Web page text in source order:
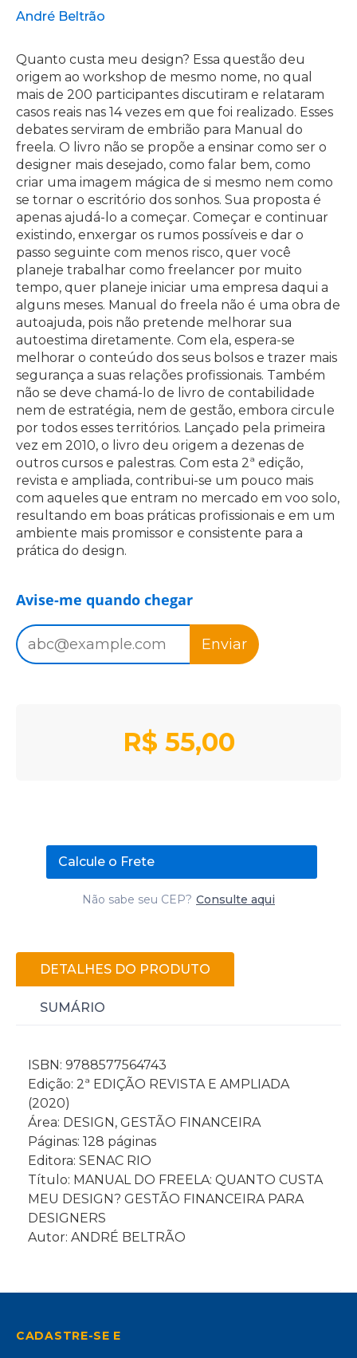
André Beltrão
Quanto custa meu design? Essa questão deu
origem ao workshop de mesmo nome, no qual
mais de 200 participantes discutiram e relataram
casos reais nas 14 vezes em que foi realizado. Esses
debates serviram de embrião para Manual do
freela. O livro não se propõe a ensinar como ser o
designer mais desejado, como falar bem, como
criar uma imagem mágica de si mesmo nem como
se tornar o escritório dos sonhos. Sua proposta é
apenas ajudá-lo a começar. Começar e continuar
existindo, enxergar os rumos possíveis e dar o
passo seguinte com menos risco, quer você
planeje trabalhar como freelancer por muito
tempo, quer planeje iniciar uma empresa daqui a
alguns meses. Manual do freela não é uma obra de
autoajuda, pois não pretende melhorar sua
autoestima diretamente. Com ela, espera-se
melhorar o conteúdo dos seus bolsos e trazer mais
segurança a suas relações profissionais. Também
não se deve chamá-lo de livro de contabilidade
nem de estratégia, nem de gestão, embora circule
por todos esses territórios. Lançado pela primeira
vez em 2010, o livro deu origem a dezenas de
outros cursos e palestras. Com esta 2ª edição,
revista e ampliada, contribui-se um pouco mais
com aqueles que entram no mercado em voo solo,
resultando em boas práticas profissionais e em um
ambiente mais promissor e consistente para a
prática do design.
Avise-me quando chegar
Enviar
R$ 55,00
Calcule o Frete
Não sabe seu CEP? Consulte aqui
DETALHES DO PRODUTO
SUMÁRIO
ISBN: 9788577564743
Edição: 2ª EDIÇÃO REVISTA E AMPLIADA
(2020)
Área: DESIGN, GESTÃO FINANCEIRA
Páginas: 128 páginas
Editora: SENAC RIO
Título: MANUAL DO FREELA: QUANTO CUSTA
MEU DESIGN? GESTÃO FINANCEIRA PARA
DESIGNERS
Autor: ANDRÉ BELTRÃO
CADASTRE-SE E